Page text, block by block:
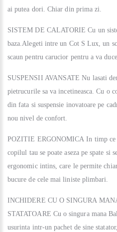
ai putea dori. Chiar din prima zi.
SISTEM DE CALATORIE Cu un
baza.Alegeti intre un Cot S Lux, un
scaun pentru carucior pentru a va
SUSPENSII AVANSATENu lasati
pietrucurile sa va incetineasca. Cu o
din fata si suspensie inovatoare pe
nou nivel de confort.
POZITIE ERGONOMICA In timp ce
copilul tau se poate aseza pe spate si
ergonomic intins, care le permite
bucure de cele mai liniste plimbari.
INCHIDERE CU O SINGURA
STATATOARE Cu o singura mana
usurinta intr-un pachet de sine